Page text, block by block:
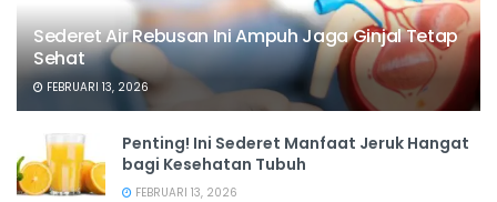
Sederet Air Rebusan Ini Ampuh Jaga Ginjal Tetap
Sehat
FEBRUARI 13, 2026
Penting! Ini Sederet Manfaat Jeruk Hangat
bagi Kesehatan Tubuh
FEBRUARI 13, 2026